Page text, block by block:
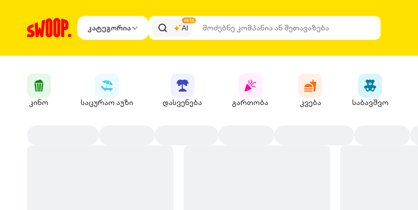
კატეგორია AI
BETA
კინო საცურაო აუზი დასვენება გართობა კვება საბავშვო